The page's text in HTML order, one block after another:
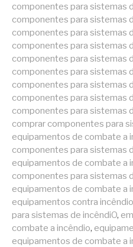
componentes para sistemas
componentes para sistemas
componentes para sistemas
componentes para sistemas
componentes para sistemas
componentes para sistemas
componentes para sistemas
componentes para sistemas
componentes para sistemas
comprar componentes para
equipamentos de combate a
componentes para sistemas
equipamentos de combate a
componentes para sistemas
equipamentos de combate a
equipamentos contra incêndio
para sistemas de incêndiO,
combate a incêndio,
equipamentos de combate a